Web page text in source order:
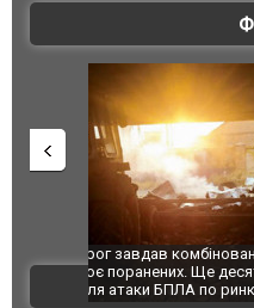
За 2000 кілометрів
Єкатеринбурзі після
склад Wildberries.